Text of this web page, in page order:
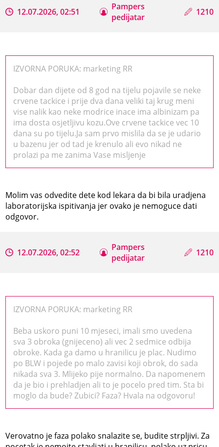
12.07.2026, 02:51
Pampers
pedijatar
1210
IZVORNA PORUKA: marketing RR
Dobar dan dijete od 8 god na tijelu pojavile se neke
crvene tackice i prije dva dana veliki taj krug meni
vise nalik kao neke modrice inace ima albinizam pa
ima dosta osjetljivu kozu.Ove crvene tackice vec 10
dana su po tijelu.Ja sam prvo mislila da se je udario
u bazenu jer od tad je krenulo ali evo nikad ne
prolazi pa me zanima Vase misljenje
Molim vas odvedite dete kod lekara da bi bila uradjena
laboratorijska ispitivanja jer ovako je nemoguce dati
odgovor.
12.07.2026, 02:52
Pampers
pedijatar
1210
IZVORNA PORUKA: marketing RR
Beba uskoro puni 10 mjeseci, imali smo uvedena
sva 3 obroka (gnijeceno) ali vec 2 sedmice odbija
obroke. Kada ga damo u hranilicu je plac. Nudimo
po BLW i pojede po malo zavisi koji obrok, do sada
nikada sva 3. Mlijeko pije normalno. Da napomenem
da je bio i prehladjen ali to je pocelo pred tim. Sta bi
moglo da bude? Zubici? Faza? Hvala na odgovoru!
Verovatno je faza polako snalazite se, budite strpljivi. Za